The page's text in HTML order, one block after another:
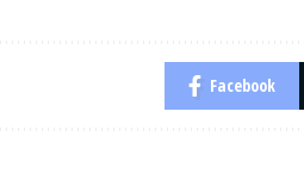
Facebook